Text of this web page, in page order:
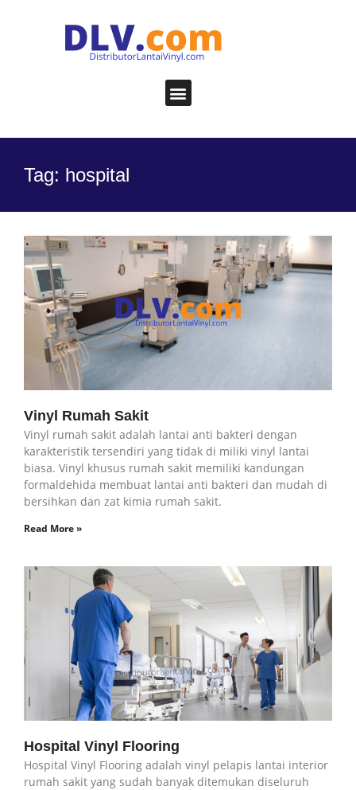
Tag: hospital
Vinyl Rumah Sakit
Vinyl rumah sakit adalah lantai anti bakteri dengan
karakteristik tersendiri yang tidak di miliki vinyl lantai
biasa. Vinyl khusus rumah sakit memiliki kandungan
formaldehida membuat lantai anti bakteri dan mudah di
bersihkan dan zat kimia rumah sakit.
Read More »
Hospital Vinyl Flooring
Hospital Vinyl Flooring adalah vinyl pelapis lantai interior
rumah sakit yang sudah banyak ditemukan diseluruh